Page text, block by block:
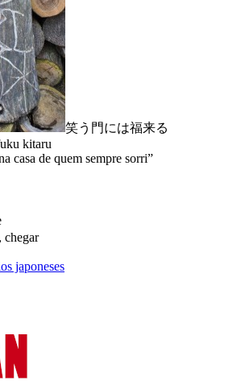
笑う門には福来る
kitaru
casa de quem sempre sorri”
chegar
japoneses